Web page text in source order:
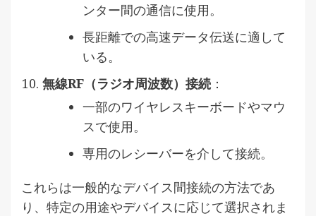
ンター間の通信に使用。
長距離での高速データ伝送に適して
いる。
無線RF（ラジオ周波数）接続 ：
一部のワイヤレスキーボードやマウ
スで使用。
専用のレシーバーを介して接続。
これらは一般的なデバイス間接続の方法であ
り、特定の用途やデバイスに応じて選択されま